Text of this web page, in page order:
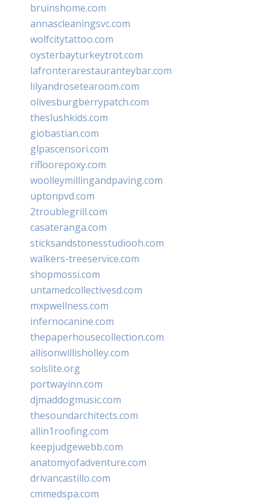
bruinshome.com
annascleaningsvc.com
wolfcitytattoo.com
oysterbayturkeytrot.com
lafronterarestauranteybar.com
lilyandrosetearoom.com
olivesburgberrypatch.com
theslushkids.com
giobastian.com
glpascensori.com
rifloorepoxy.com
woolleymillingandpaving.com
uptonpvd.com
2troublegrill.com
casateranga.com
sticksandstonesstudiooh.com
walkers-treeservice.com
shopmossi.com
untamedcollectivesd.com
mxpwellness.com
infernocanine.com
thepaperhousecollection.com
allisonwillisholley.com
solslite.org
portwayinn.com
djmaddogmusic.com
thesoundarchitects.com
allin1roofing.com
keepjudgewebb.com
anatomyofadventure.com
drivancastillo.com
cmmedspa.com